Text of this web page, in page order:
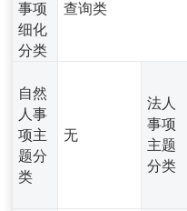
事项
细化
分类
查询类
自然
人事
项主
题分
类
无
法人
事项
主题
分类